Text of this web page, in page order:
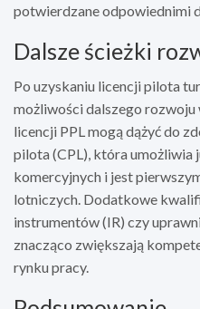
potwierdzane odpowiednimi
Dalsze ścieżki
Po uzyskaniu licencji pilota
możliwości dalszego
licencji PPL mogą dążyć do
pilota (CPL), która umożliwia
komercyjnych i jest
lotniczych. Dodatkowe
instrumentów (IR) czy
znacząco zwiększają
rynku pracy.